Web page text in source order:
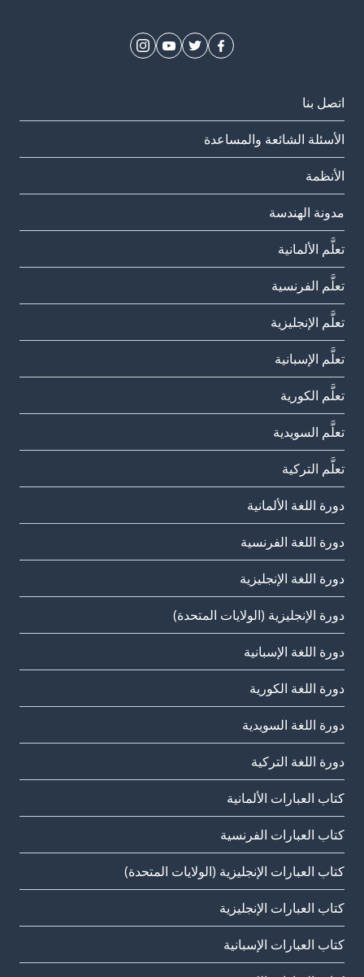
اتصل بنا
الأسئلة الشائعة والمساعدة
الأنظمة
مدونة الهندسة
تعلَّم الألمانية
تعلَّم الفرنسية
تعلَّم الإنجليزية
تعلَّم الإسبانية
تعلَّم الكورية
تعلَّم السويدية
تعلَّم التركية
دورة اللغة الألمانية
دورة اللغة الفرنسية
دورة اللغة الإنجليزية
دورة الإنجليزية (الولايات المتحدة)
دورة اللغة الإسبانية
دورة اللغة الكورية
دورة اللغة السويدية
دورة اللغة التركية
كتاب العبارات الألمانية
كتاب العبارات الفرنسية
كتاب العبارات الإنجليزية (الولايات المتحدة)
كتاب العبارات الإنجليزية
كتاب العبارات الإسبانية